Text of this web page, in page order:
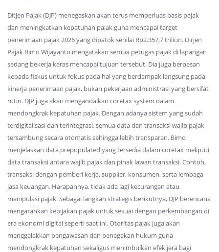
Ditjen Pajak (DJP) menegaskan akan terus memperluas basis pajak
dan meningkatkan kepatuhan pajak guna mencapai target
penerimaan pajak 2026 yang dipatok senilai Rp2.357,7 triliun. Dirjen
Pajak Bimo Wijayanto mengatakan semua petugas pajak di lapangan
sedang bekerja keras mencapai tujuan tersebut. Dia juga berpesan
kepada fiskus untuk fokus pada hal yang berdampak langsung pada
kinerja penerimaan pajak, bukan pekerjaan administrasi yang bersifat
rutin. DJP juga akan mengandalkan coretax system dalam
mendongkrak kepatuhan pajak. Dengan adanya sistem yang sudah
terdigitalisasi dan terintegrasi, semua data dan transaksi wajib pajak
tersambung secara otomatis sehingga lebih transparan. Bimo
menjelaskan data prepopulated yang tersedia dalam coretax meliputi
data transaksi antara wajib pajak dan pihak lawan transaksi. Contoh,
transaksi dengan pemberi kerja, supplier, konsumen, serta lembaga
jasa keuangan. Harapannya, tidak ada lagi kecurangan atau
manipulasi pajak. Sebagai langkah strategis berikutnya, DJP berencana
mengarahkan kebijakan pajak untuk sesuai dengan perkembangan di
era ekonomi digital seperti saat ini. Otoritas pajak juga akan
menggalakkan pengawasan dan penegakan hukum guna
mendongkrak kepatuhan sekaligus menimbulkan efek jera bagi